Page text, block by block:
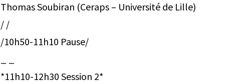
Thomas Soubiran (Ceraps – Université de Lille)
/ /
/10h50-11h10 Pause/
*11h10-12h30 Session 2*